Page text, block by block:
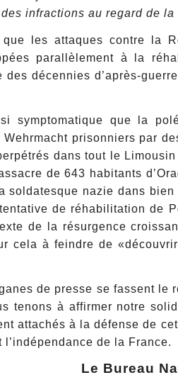
infractions au regard de
que les attaques contre la
parallèlement à la
des décennies d’après-
symptomatique que la
Wehrmacht prisonniers par
dans tout le
de 643 habitants
nazie dans
de réhabilitation de
de la résurgence
cela à feindre de
de presse se fassent
tenons à affirmer notre
attachés à la défense de
de la France.
Le Bureau